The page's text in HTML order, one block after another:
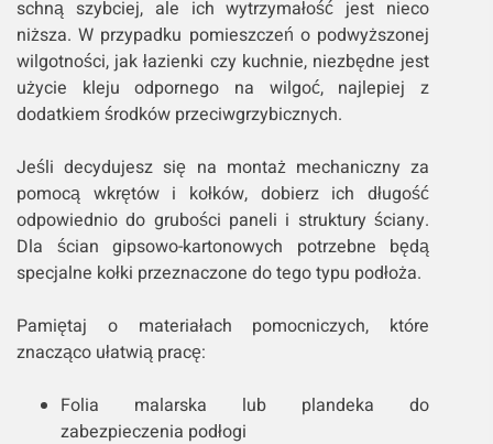
schną szybciej, ale ich wytrzymałość jest nieco
niższa. W przypadku pomieszczeń o podwyższonej
wilgotności, jak łazienki czy kuchnie, niezbędne jest
użycie kleju odpornego na wilgoć, najlepiej z
dodatkiem środków przeciwgrzybicznych.
Jeśli decydujesz się na montaż mechaniczny za
pomocą wkrętów i kołków, dobierz ich długość
odpowiednio do grubości paneli i struktury ściany.
Dla ścian gipsowo-kartonowych potrzebne będą
specjalne kołki przeznaczone do tego typu podłoża.
Pamiętaj o materiałach pomocniczych, które
znacząco ułatwią pracę:
Folia malarska lub plandeka do
zabezpieczenia podłogi